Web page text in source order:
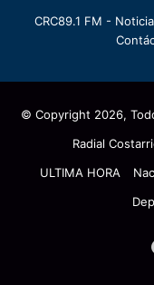
CRC89.1 FM -
© Copyright 2026,
Radial
ULTIMA HORA